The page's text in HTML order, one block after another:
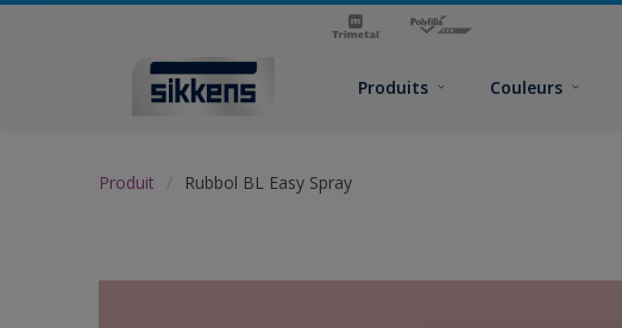
Produits Couleurs
Produit Rubbol BL Easy Spray